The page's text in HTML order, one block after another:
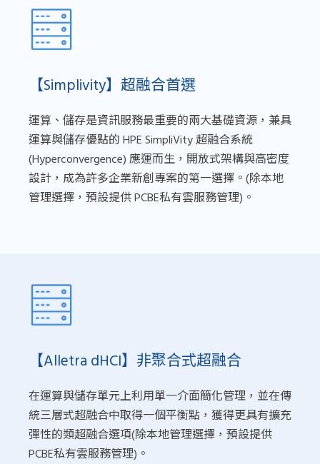
【Simplivity】超融合首選
運算、儲存是資訊服務最重要的兩大基礎資源，兼具
運算與儲存優點的 HPE SimpliVity 超融合系統
(Hyperconvergence) 應運而生，開放式架構與高密度
設計，成為許多企業新創專案的第一選擇。(除本地
管理選擇，預設提供 PCBE私有雲服務管理)。
【Alletra dHCI】非聚合式超融合
在運算與儲存單元上利用單一介面簡化管理，並在傳
統三層式超融合中取得一個平衡點，獲得更具有擴充
彈性的類超融合選項(除本地管理選擇，預設提供
PCBE私有雲服務管理)。